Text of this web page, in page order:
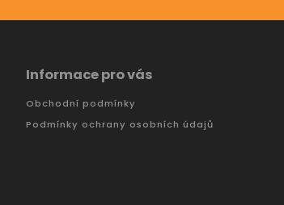
Informace pro vás
Obchodní podmínky
Podmínky ochrany osobních údajů